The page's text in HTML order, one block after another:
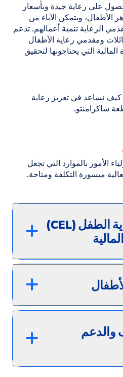
على رعاية جيدة وبأسعار
الأطفال، ويتمكن الآباء من
الرعاية تنمية أعمالهم. تدعم
ومقدمي رعاية الأطفال
التي يحتاجونها لتحقيق
كيف نساعد في تعزيز رعاية
ساكرامنتو.
الأمور بالموارد التي تجعل
ميسورة التكلفة ومتاحة.
قائمة أهلية رعاية الطفل (CEL)
والدعم